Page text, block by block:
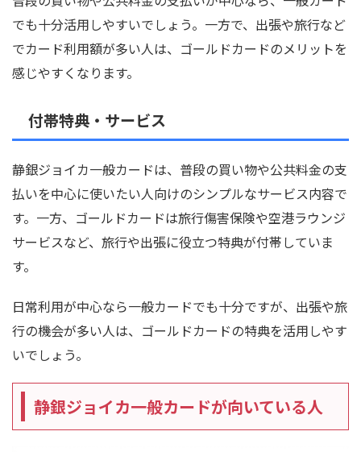
でも十分活用しやすいでしょう。一方で、出張や旅行など
でカード利用額が多い人は、ゴールドカードのメリットを
感じやすくなります。
付帯特典・サービス
静銀ジョイカ一般カードは、普段の買い物や公共料金の支
払いを中心に使いたい人向けのシンプルなサービス内容で
す。一方、ゴールドカードは旅行傷害保険や空港ラウンジ
サービスなど、旅行や出張に役立つ特典が付帯していま
す。
日常利用が中心なら一般カードでも十分ですが、出張や旅
行の機会が多い人は、ゴールドカードの特典を活用しやす
いでしょう。
静銀ジョイカ一般カードが向いている人